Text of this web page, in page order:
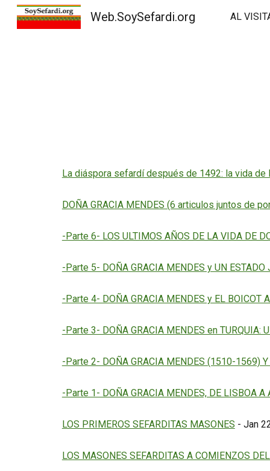
Web.SoySefardi.org AL
La diáspora sefardí después de 1492: la vida de
DOÑA GRACIA MENDES (6 articulos juntos de
-Parte 6- LOS ULTIMOS AÑOS DE LA VIDA DE
-Parte 5- DOÑA GRACIA MENDES y UN
-Parte 4- DOÑA GRACIA MENDES y EL BOICOT
-Parte 3- DOÑA GRACIA MENDES en
-Parte 2- DOÑA GRACIA MENDES (1510-1569)
-Parte 1- DOÑA GRACIA MENDES, DE LISBOA
LOS PRIMEROS SEFARDITAS MASONES - Jan
LOS MASONES SEFARDITAS A COMIENZOS